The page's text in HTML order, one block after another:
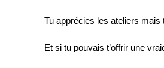
Tu apprécies les ateliers mais
Et si tu pouvais t’offrir une